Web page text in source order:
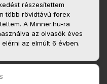
részesítettem
több rövidtávú forex
A Minner.hu-ra
az olvasók éves
az elmúlt 6 évben.